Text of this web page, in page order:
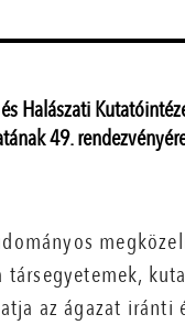
Halászati
49.
az ágazat iránti